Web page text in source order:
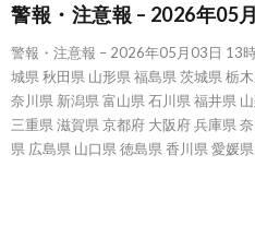
警報・注意報 – 2026年05
警報・注意報 – 2026年05月03日 13
城県 秋田県 山形県 福島県 茨城県 栃
奈川県 新潟県 富山県 石川県 福井県
三重県 滋賀県 京都府 大阪府 兵庫県
県 広島県 山口県 徳島県 香川県 愛媛